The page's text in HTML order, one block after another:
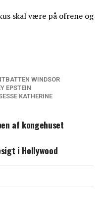
skal være på ofrene og
vejen for prins
snakker vi med
WINDSOR
EPSTEIN
KATHERINE
af kongehuset
i Hollywood